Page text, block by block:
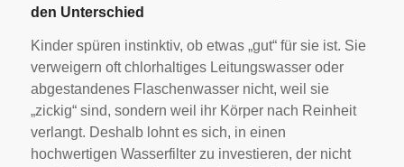
den Unterschied
Kinder spüren instinktiv, ob etwas „gut“ für sie ist. Sie
verweigern oft chlorhaltiges Leitungswasser oder
abgestandenes Flaschenwasser nicht, weil sie
„zickig“ sind, sondern weil ihr Körper nach Reinheit
verlangt. Deshalb lohnt es sich, in einen
hochwertigen Wasserfilter zu investieren, der nicht